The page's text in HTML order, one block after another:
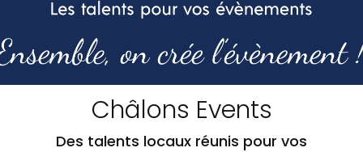
Châlons Events
Des talents locaux réunis pour vos